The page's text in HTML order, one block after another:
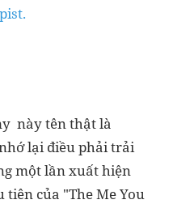
này tên thật là
lại điều phải trải
một lần xuất hiện
tiên của "The Me You